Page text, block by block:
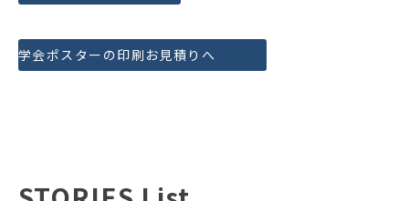
学会ポスターの印刷お見積りへ